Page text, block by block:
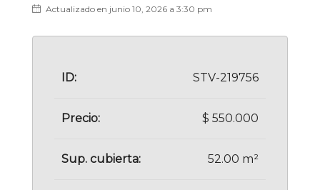
Actualizado en junio 10, 2026 a 3:30 pm
ID: STV-219756
Precio: $ 550.000
Sup. cubierta: 52.00 m²